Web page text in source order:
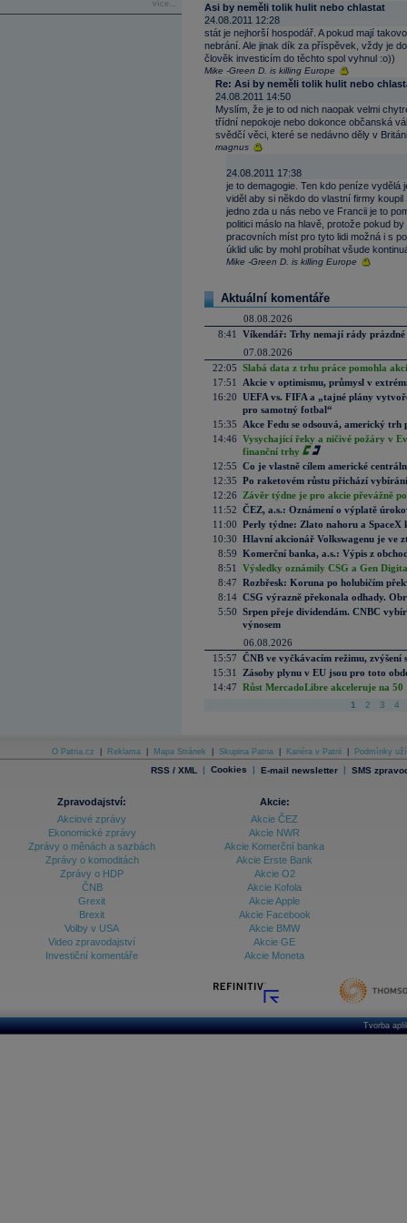
více...
Asi by neměli tolik hulit nebo chlastat
24.08.2011 12:28
stát je nejhorší hospodář. A pokud mají
nebrání. Ale jinak dík za příspěvek, vždy je
člověk investicím do těchto spol vyhnul :o))
Mike -Green D. is killing Europe
Re: Asi by neměli tolik hulit nebo
24.08.2011 14:50
Myslím, že je to od nich naopak velmi
třídní nepokoje nebo dokonce občanská
svědčí věci, které se nedávno děly v
magnus
24.08.2011 17:38
je to demagogie. Ten kdo peníze
viděl aby si někdo do vlastní firmy
jedno zda u nás nebo ve Francii je to
politici máslo na hlavě, protože pokud
pracovních míst pro tyto lidi možná i s
úklid ulic by mohl probíhat všude
Mike -Green D. is killing Europe
Aktuální komentáře
08.08.2026
8:41
Víkendář: Trhy nemají rády prázdné
07.08.2026
22:05 Slabá data z trhu práce pomohla
17:51
Akcie v optimismu, průmysl v
16:20 UEFA vs. FIFA a „tajné plány
pro samotný fotbal“
15:35
Akce Fedu se odsouvá, americký
14:46 Vysychající řeky a ničivé požáry v
finanční trhy
12:55 Co je vlastně cílem americké
12:35 Po raketovém růstu přichází
12:26
Závěr týdne je pro akcie převážně
11:52 ČEZ, a.s.: Oznámení o výplatě
11:00 Perly týdne: Zlato nahoru a SpaceX
10:30 Hlavní akcionář Volkswagenu je ve
8:59 Komerční banka, a.s.: Výpis z
8:51
Výsledky oznámily CSG a Gen
8:47 Rozbřesk: Koruna po holubičím
8:14 CSG výrazně překonala odhady.
5:50 Srpen přeje dividendám. CNBC
výnosem
06.08.2026
15:57 ČNB ve vyčkávacím režimu, zvýšení
15:31
Zásoby plynu v EU jsou pro toto
14:47 Růst MercadoLibre akceleruje na
1 2 3 4
O Patria.cz Reklama Mapa Stránek Skupina Patria Kariéra v Patrii Podmínky
RSS / XML | Cookies | E-mail newsletter | SMS
Zpravodajství:
Akciové zprávy
Ekonomické zprávy
Zprávy o měnách a sazbách
Zprávy o komoditách
Zprávy o HDP
ČNB
Grexit
Brexit
Volby v USA
Video zpravodajství
Investiční komentáře
Akcie:
Akcie ČEZ
Akcie NWR
Akcie Komerční banka
Akcie Erste Bank
Akcie O2
Akcie Kofola
Akcie Apple
Akcie Facebook
Akcie BMW
Akcie GE
Akcie Moneta
Tvorba